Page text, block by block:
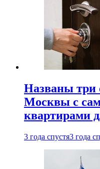
Названы три
Москвы с
квартирами
3 года спустя3 года